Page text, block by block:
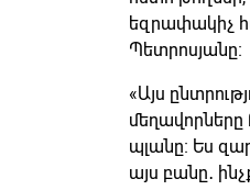
եզրափակիչ
Պետրոսյանը։
«Այս
մեղավորները
պլանը։ Ես
այս բանը․